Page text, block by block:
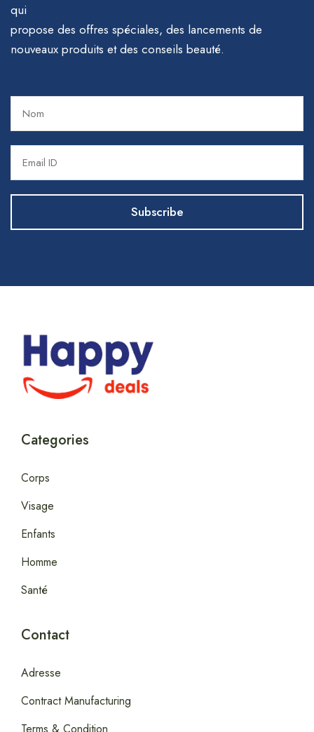
qui
propose des offres spéciales, des lancements de
nouveaux produits et des conseils beauté.
Categories
Corps
Visage
Enfants
Homme
Santé
Contact
Adresse
Contract Manufacturing